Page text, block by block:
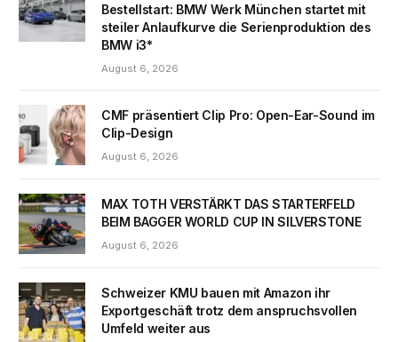
Bestellstart: BMW Werk München startet mit
steiler Anlaufkurve die Serienproduktion des
BMW i3*
August 6, 2026
CMF präsentiert Clip Pro: Open-Ear-Sound im
Clip-Design
August 6, 2026
MAX TOTH VERSTÄRKT DAS STARTERFELD
BEIM BAGGER WORLD CUP IN SILVERSTONE
August 6, 2026
Schweizer KMU bauen mit Amazon ihr
Exportgeschäft trotz dem anspruchsvollen
Umfeld weiter aus